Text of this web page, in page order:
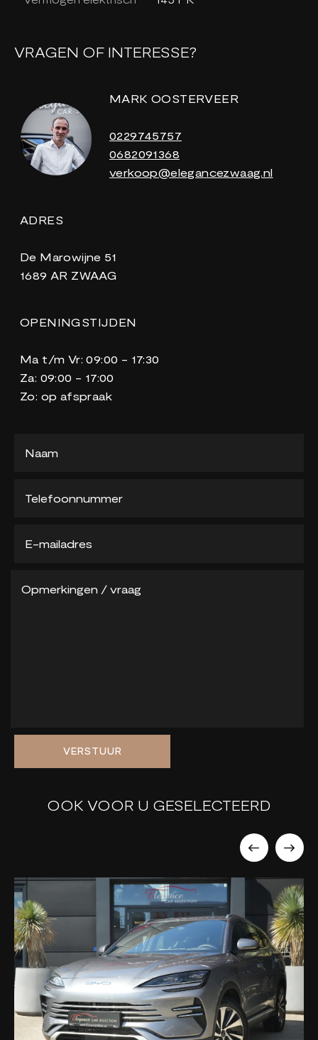
VRAGEN OF INTERESSE?
MARK OOSTERVEER
0229745757
0682091368
verkoop@elegancezwaag.nl
ADRES
De Marowijne 51
1689 AR ZWAAG
OPENINGSTIJDEN
Ma t/m Vr: 09:00 - 17:30
Za: 09:00 - 17:00
Zo: op afspraak
VERSTUUR
OOK VOOR U GESELECTEERD